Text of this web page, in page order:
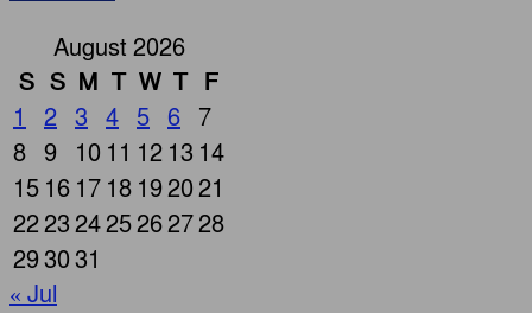
August 2026
S S M T W T F
1
2 3 4 5 6
7
8 9 10 11 12 13 14
15 16 17 18 192021
22232425262728
293031
« Jul